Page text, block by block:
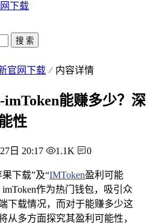
下载
搜 索
官网下载 内容详情
能赚多少？深
性
日 20:17 1.1K 0
下载”及“IMToken盈利可能
作为热门钱包，吸引众
下载情况，而对于能赚多少这
从多方面探究其盈利可能性，